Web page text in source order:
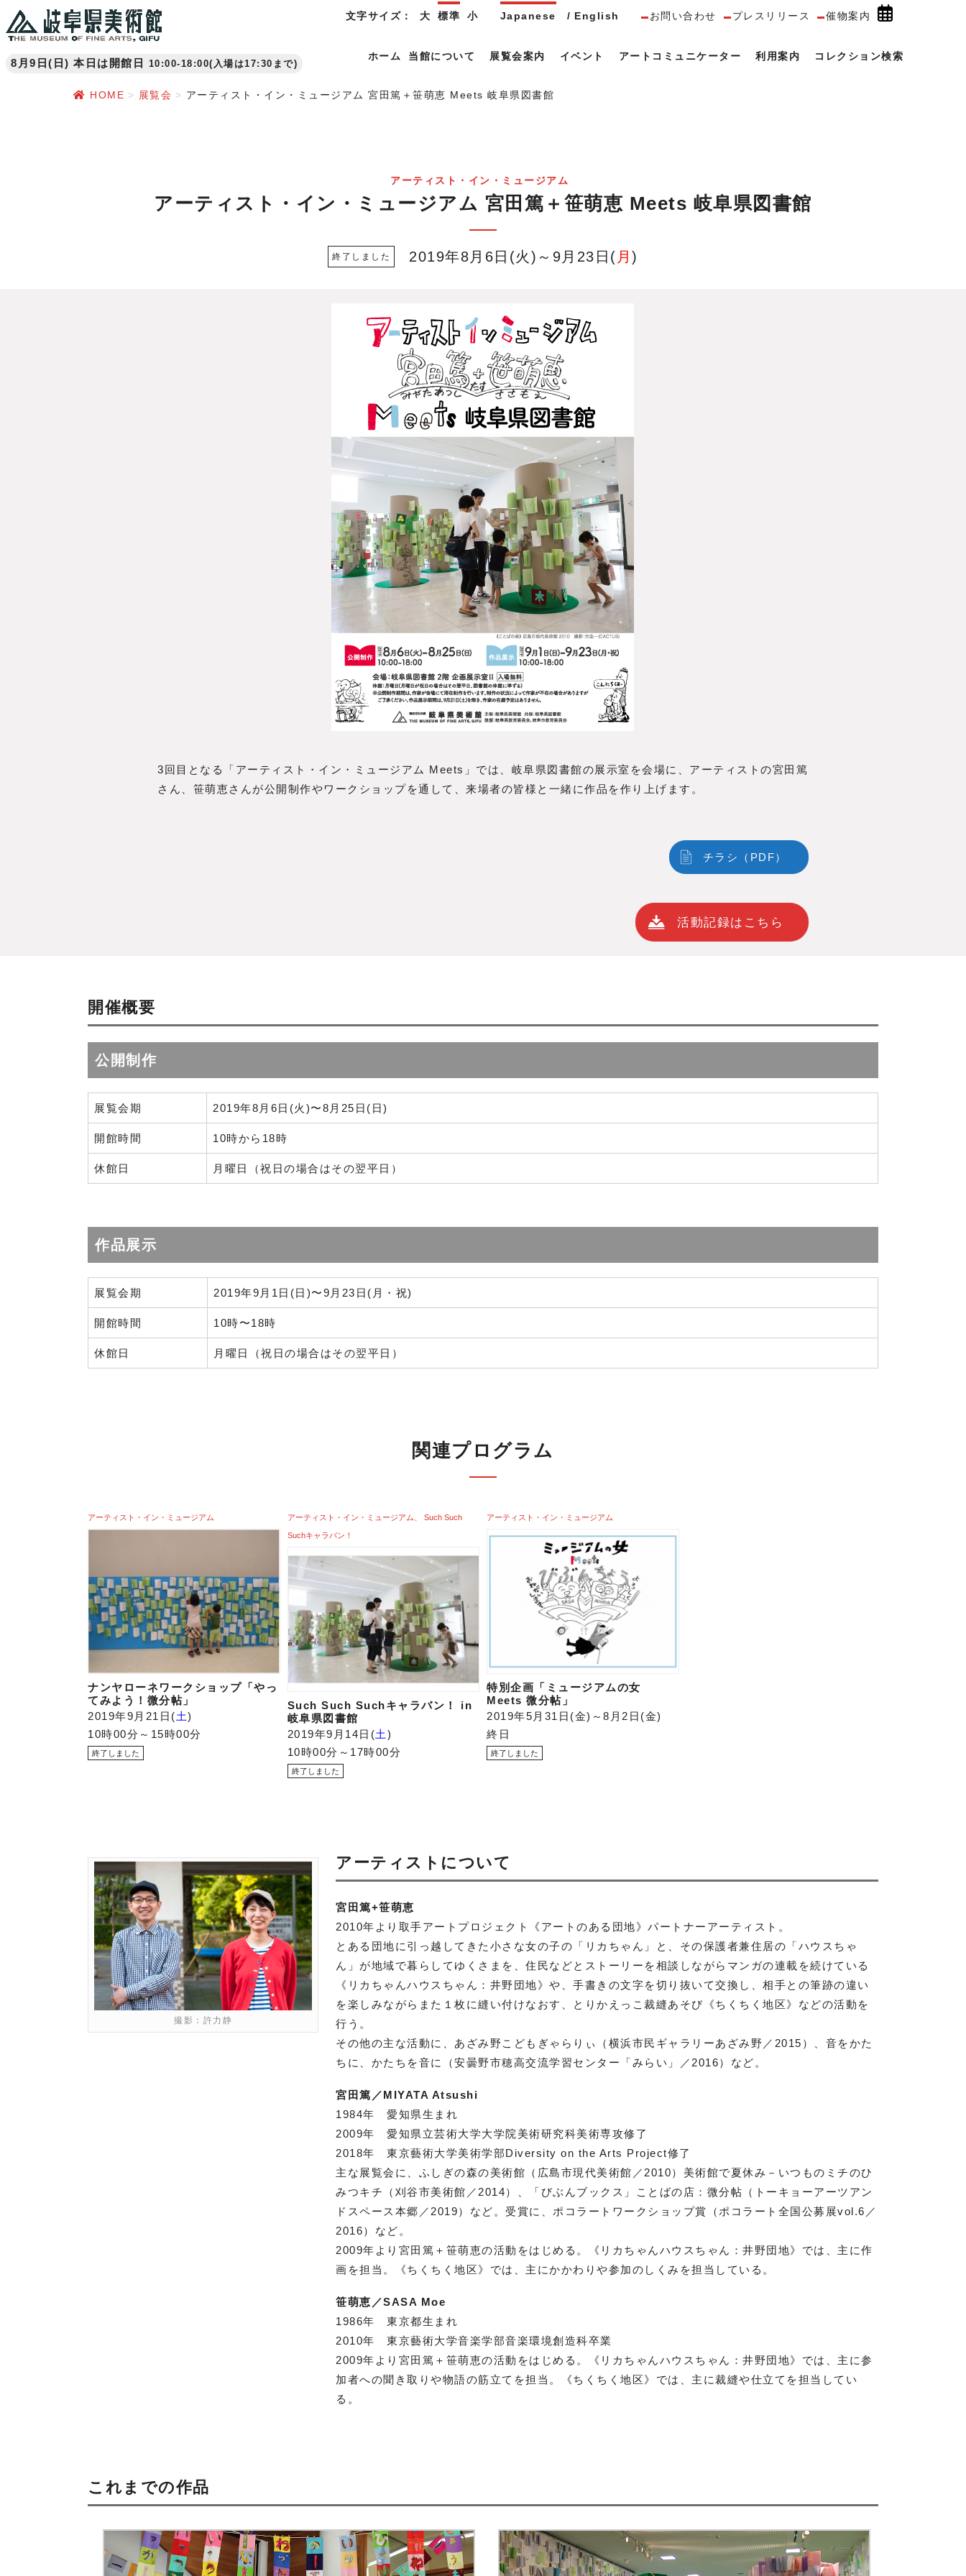
文字サイズ： 大 標準 小 Japanese English お問い合わせ プレスリリース 催物案内
8月9日(日) 本日は開館日 10:00-18:00(入場は17:30まで)
ホーム 当館について 展覧会案内 イベント アートコミュニケーター 利用案内 コレクション検索
HOME 展覧会 アーティスト・イン・ミュージアム 宮田篤＋笹萌恵 Meets 岐阜県図書館
アーティスト・イン・ミュージアム
アーティスト・イン・ミュージアム 宮田篤＋笹萌恵 Meets 岐阜県図書館
2019年8月6日 火 ～9月23日 月
3回目となる「アーティスト・イン・ミュージアム Meets」では、岐阜県図書館の展示室を会場に、アーティストの宮田篤
さん、笹萌恵さんが公開制作やワークショップを通して、来場者の皆様と一緒に作品を作り上げます。
チラシ（PDF）
活動記録はこちら
開催概要
公開制作
展覧会期 2019年8月6日(火)〜8月25日(日)
開館時間 10時から18時
休館日 月曜日（祝日の場合はその翌平日）
作品展示
展覧会期 2019年9月1日(日)〜9月23日(月・祝)
開館時間 10時〜18時
休館日 月曜日（祝日の場合はその翌平日）
関連プログラム
アーティスト・イン・ミュージアム
ナンヤローネワークショップ「やっ
てみよう！微分帖」
2019年9月21日
土
10時00分～15時00分
アーティスト・イン・ミュージアム Such Such
Suchキャラバン！
Such Such Suchキャラバン！ in
岐阜県図書館
2019年9月14日
土
10時00分～17時00分
アーティスト・イン・ミュージアム
特別企画「ミュージアムの女
Meets 微分帖」
2019年5月31日
金 ～8月2日
金
終日
撮影：許力静
アーティストについて
宮田篤+笹萌恵
2010年より取手アートプロジェクト《アートのある団地》パートナーアーティスト。
とある団地に引っ越してきた小さな女の子の「リカちゃん」と、その保護者兼住居の「ハウスちゃ
ん」が地域で暮らしてゆくさまを、住民などとストーリーを相談しながらマンガの連載を続けている
《リカちゃんハウスちゃん：井野団地》や、手書きの文字を切り抜いて交換し、相手との筆跡の違い
を楽しみながらまた１枚に縫い付けなおす、とりかえっこ裁縫あそび《ちくちく地区》などの活動を
行う。
その他の主な活動に、あざみ野こどもぎゃらりぃ（横浜市民ギャラリーあざみ野／2015）、音をかた
ちに、かたちを音に（安曇野市穂高交流学習センター「みらい」／2016）など。
宮田篤／MIYATA Atsushi
1984年 愛知県生まれ
2009年 愛知県立芸術大学大学院美術研究科美術専攻修了
2018年 東京藝術大学美術学部Diversity on the Arts Project修了
主な展覧会に、ふしぎの森の美術館（広島市現代美術館／2010）美術館で夏休み－いつものミチのひ
みつキチ（刈谷市美術館／2014）、「びぶんブックス」ことばの店：微分帖（トーキョーアーツアン
ドスペース本郷／2019）など。受賞に、ポコラートワークショップ賞（ポコラート全国公募展vol.6／
2016）など。
2009年より宮田篤＋笹萌恵の活動をはじめる。《リカちゃんハウスちゃん：井野団地》では、主に作
画を担当。《ちくちく地区》では、主にかかわりや参加のしくみを担当している。
笹萌恵／SASA Moe
1986年 東京都生まれ
2010年 東京藝術大学音楽学部音楽環境創造科卒業
2009年より宮田篤＋笹萌恵の活動をはじめる。《リカちゃんハウスちゃん：井野団地》では、主に参
加者への聞き取りや物語の筋立てを担当。《ちくちく地区》では、主に裁縫や仕立てを担当してい
る。
これまでの作品